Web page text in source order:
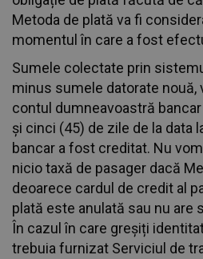
Metoda de plată va fi
momentul în care a fost
Sumele colectate prin
minus sumele datorate nouă,
contul dumneavoastră
și cinci (45) de zile de la data
bancar a fost creditat. Nu
nicio taxă de pasager dacă
deoarece cardul de credit al
plată este anulată sau nu are
În cazul în care greșiți
trebuia furnizat Serviciul de